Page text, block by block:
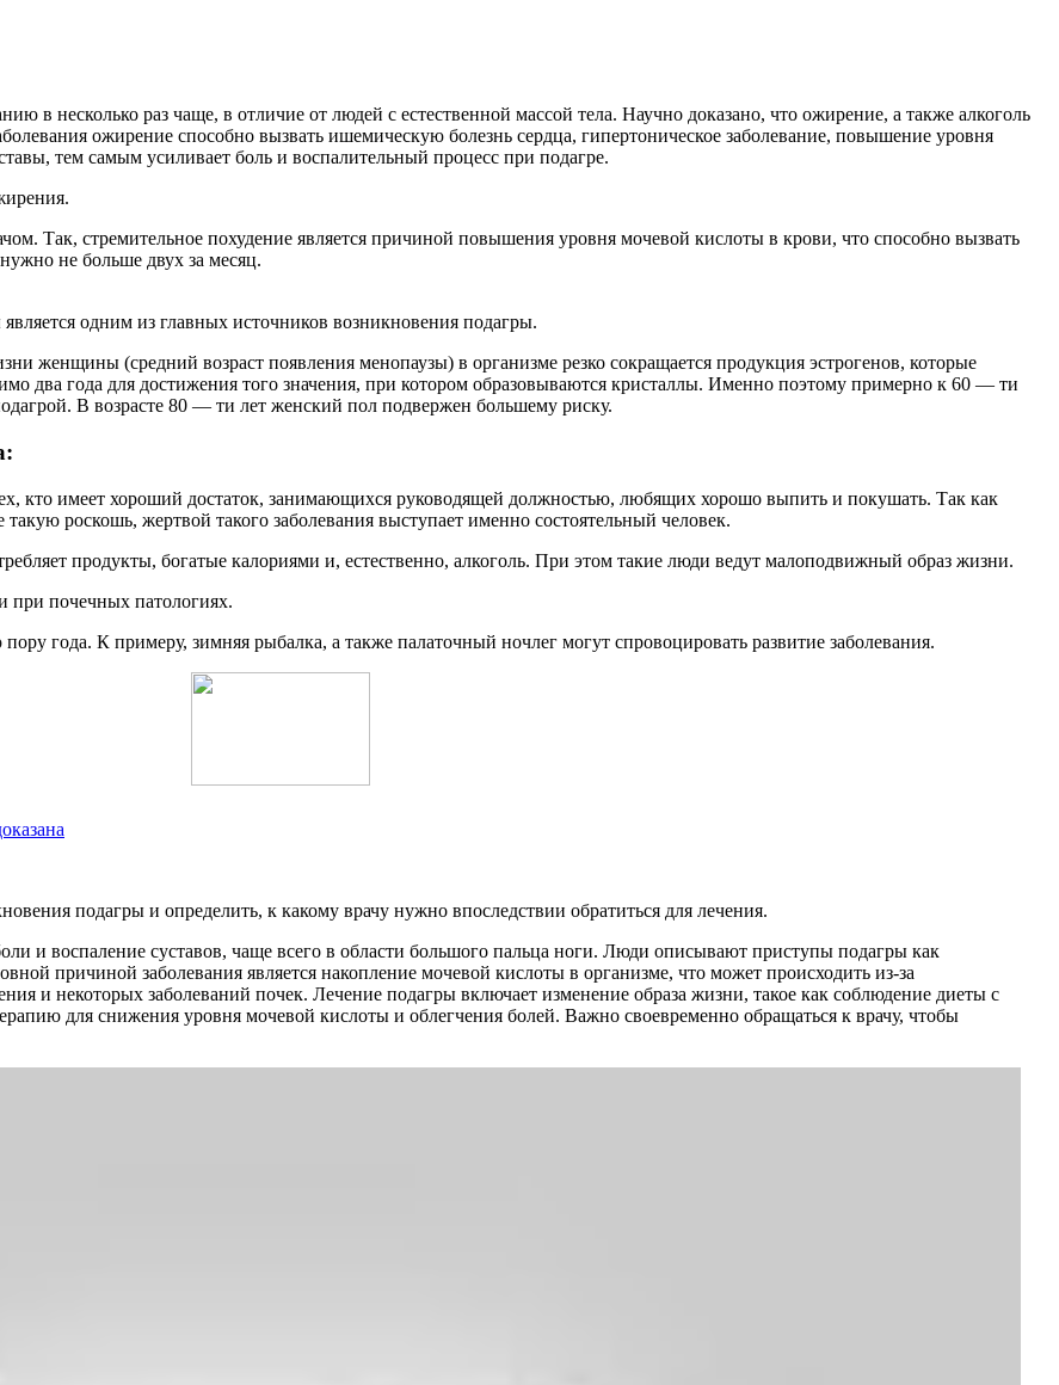
в несколько раз чаще, в отличие от людей с естественной массой тела. Научно доказано, что ожирение, а также алкоголь
ожирение способно вызвать ишемическую болезнь сердца, гипертоническое заболевание, повышение уровня
тем самым усиливает боль и воспалительный процесс при подагре.
Так, стремительное похудение является причиной повышения уровня мочевой кислоты в крови, что способно вызвать
не больше двух за месяц.
одним из главных источников возникновения подагры.
женщины (средний возраст появления менопаузы) в организме резко сокращается продукция эстрогенов, которые
два года для достижения того значения, при котором образовываются кристаллы. Именно поэтому примерно к 60 — ти
В возрасте 80 — ти лет женский пол подвержен большему риску.
кто имеет хороший достаток, занимающихся руководящей должностью, любящих хорошо выпить и покушать. Так как
роскошь, жертвой такого заболевания выступает именно состоятельный человек.
продукты, богатые калориями и, естественно, алкоголь. При этом такие люди ведут малоподвижный образ жизни.
при почечных патологиях.
года. К примеру, зимняя рыбалка, а также палаточный ночлег могут спровоцировать развитие заболевания.
подагры и определить, к какому врачу нужно впоследствии обратиться для лечения.
и воспаление суставов, чаще всего в области большого пальца ноги. Люди описывают приступы подагры как
причиной заболевания является накопление мочевой кислоты в организме, что может происходить из-за
и некоторых заболеваний почек. Лечение подагры включает изменение образа жизни, такое как соблюдение диеты с
для снижения уровня мочевой кислоты и облегчения болей. Важно своевременно обращаться к врачу, чтобы